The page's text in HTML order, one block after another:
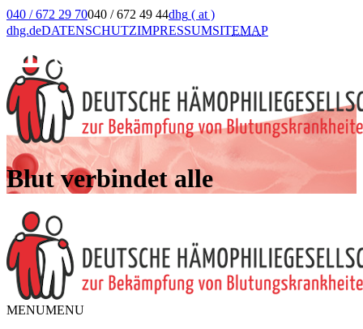
040 / 672 29 70040 / 672 49 44dhg ( at )
dhg.deDATENSCHUTZIMPRESSUMSITEMAP
Blut verbindet alle
MENUMENU